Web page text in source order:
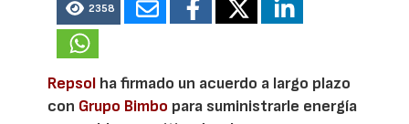
2358
Repsol ha firmado un acuerdo a largo plazo
con Grupo Bimbo para suministrarle energía